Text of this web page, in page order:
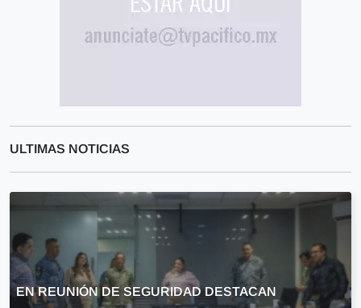
ULTIMAS NOTICIAS
EN REUNIÓN DE SEGURIDAD DESTACAN